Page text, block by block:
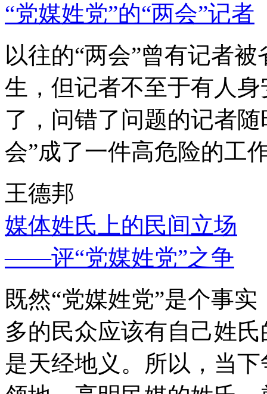
“党媒姓党”的“两会”记者
以往的“两会”曾有记者
生，但记者不至于有人
了，问错了问题的记者
会”成了一件高危险的工
王德邦
媒体姓氏上的民间立场
——评“党媒姓党”之争
既然“党媒姓党”是个事
多的民众应该有自己姓
是天经地义。所以，当